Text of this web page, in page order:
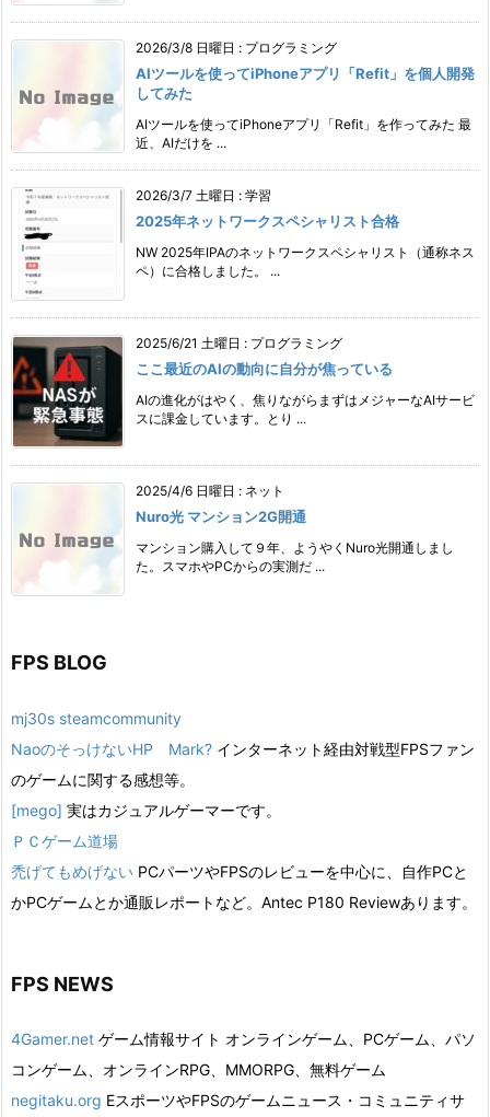
2026/3/8 日曜日 : プログラミング
AIツールを使ってiPhoneアプリ「Refit」を個人開発
してみた
AIツールを使ってiPhoneアプリ「Refit」を作ってみた 最
近、AIだけを ...
2026/3/7 土曜日 : 学習
2025年ネットワークスペシャリスト合格
NW 2025年IPAのネットワークスペシャリスト（通称ネス
ペ）に合格しました。 ...
2025/6/21 土曜日 : プログラミング
ここ最近のAIの動向に自分が焦っている
AIの進化がはやく、焦りながらまずはメジャーなAIサービ
スに課金しています。とり ...
2025/4/6 日曜日 : ネット
Nuro光 マンション2G開通
マンション購入して９年、ようやくNuro光開通しまし
た。スマホやPCからの実測だ ...
FPS BLOG
mj30s steamcommunity
NaoのそっけないHP Mark? インターネット経由対戦型FPSファン
のゲームに関する感想等。
[mego] 実はカジュアルゲーマーです。
ＰＣゲーム道場
禿げてもめげない PCパーツやFPSのレビューを中心に、自作PCと
かPCゲームとか通販レポートなど。Antec P180 Reviewあります。
FPS NEWS
4Gamer.net ゲーム情報サイト オンラインゲーム、PCゲーム、パソ
コンゲーム、オンラインRPG、MMORPG、無料ゲーム
negitaku.org EスポーツやFPSのゲームニュース・コミュニティサ